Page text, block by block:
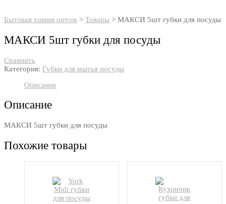
Бытовая химия оптом > Товары > МАКСИ 5шт губки для посуды
МАКСИ 5шт губки для посуды
Сравнить
Категория: Губки для мытья посуды
Описание
Описание
МАКСИ 5шт губки для посуды
Похожие товары